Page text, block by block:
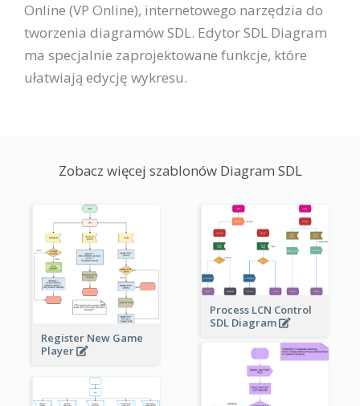
Online (VP Online), internetowego narzędzia do
tworzenia diagramów SDL. Edytor SDL Diagram
ma specjalnie zaprojektowane funkcje, które
ułatwiają edycję wykresu.
Zobacz więcej szablonów Diagram SDL
Register New Game
Player
Process LCN Control
SDL Diagram